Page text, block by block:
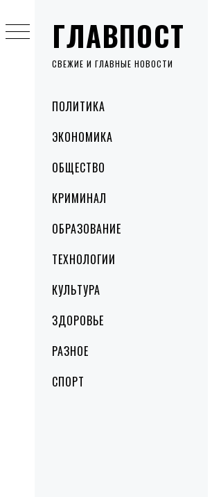
ГЛАВПОСТ
СВЕЖИЕ И ГЛАВНЫЕ НОВОСТИ
MenuПОЛИТИКА
ЭКОНОМИКА
ОБЩЕСТВО
КРИМИНАЛ
ОБРАЗОВАНИЕ
ТЕХНОЛОГИИ
КУЛЬТУРА
ЗДОРОВЬЕ
РАЗНОЕ
СПОРТ
to
content